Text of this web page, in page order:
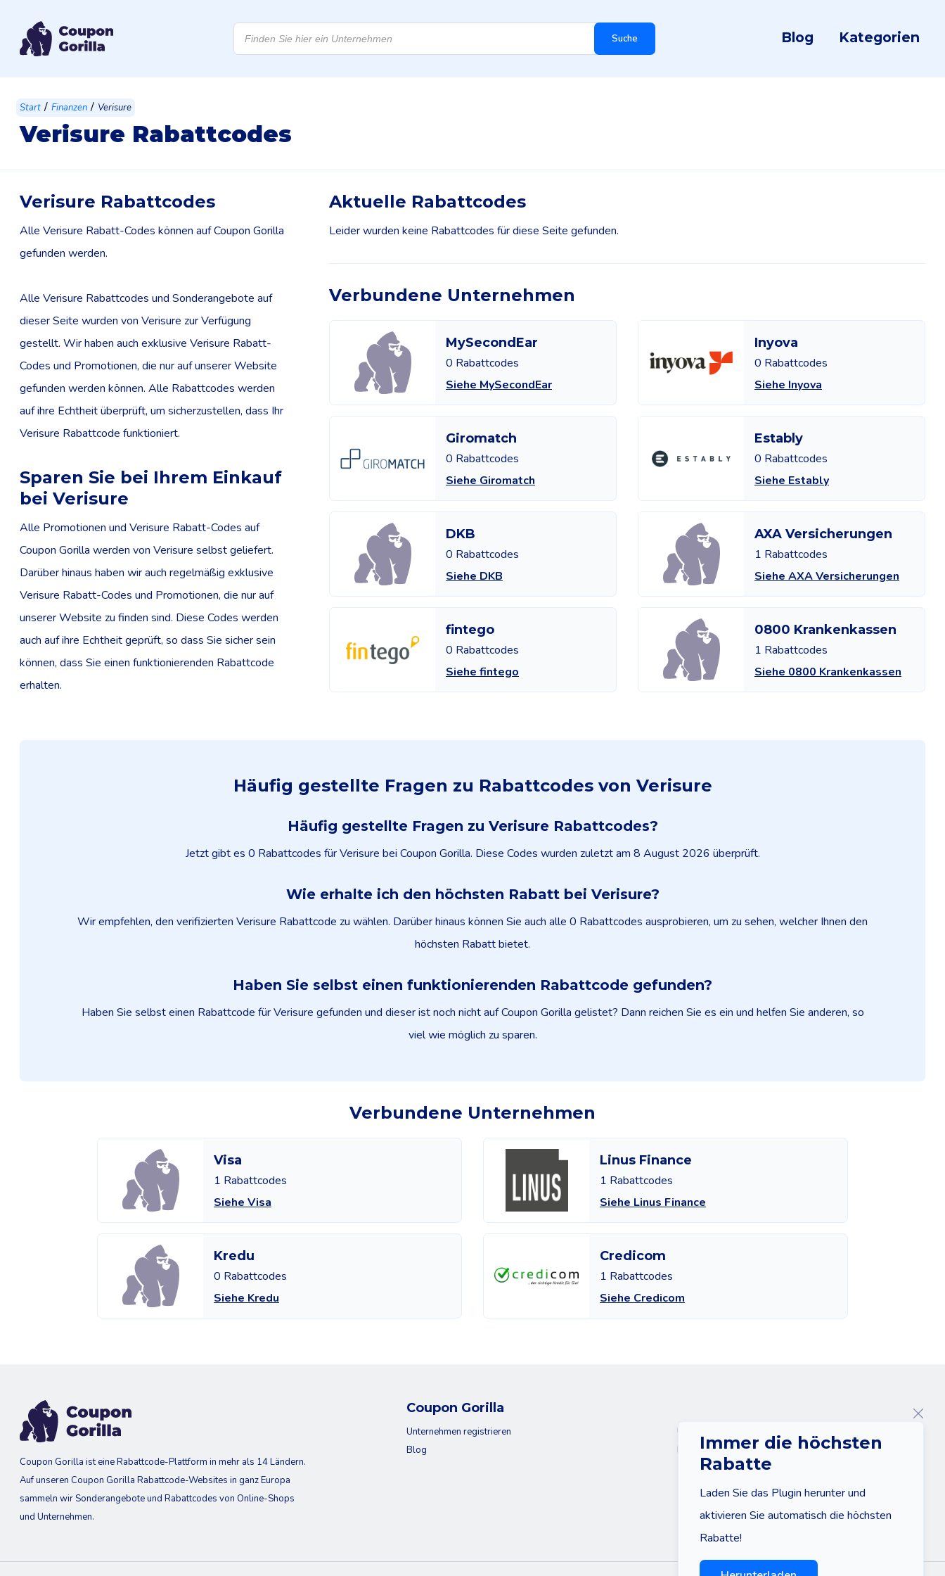
Products
search Suche Blog Kategorien
Start / Finanzen / Verisure
Verisure Rabattcodes
Verisure Rabattcodes
Alle Verisure Rabatt-Codes können auf Coupon Gorilla
gefunden werden.
Alle Verisure Rabattcodes und Sonderangebote auf
dieser Seite wurden von Verisure zur Verfügung
gestellt. Wir haben auch exklusive Verisure Rabatt-
Codes und Promotionen, die nur auf unserer Website
gefunden werden können. Alle Rabattcodes werden
auf ihre Echtheit überprüft, um sicherzustellen, dass Ihr
Verisure Rabattcode funktioniert.
Sparen Sie bei Ihrem Einkauf
bei Verisure
Alle Promotionen und Verisure Rabatt-Codes auf
Coupon Gorilla werden von Verisure selbst geliefert.
Darüber hinaus haben wir auch regelmäßig exklusive
Verisure Rabatt-Codes und Promotionen, die nur auf
unserer Website zu finden sind. Diese Codes werden
auch auf ihre Echtheit geprüft, so dass Sie sicher sein
können, dass Sie einen funktionierenden Rabattcode
erhalten.
Aktuelle Rabattcodes
Leider wurden keine Rabattcodes für diese Seite gefunden.
Verbundene Unternehmen
MySecondEar
0 Rabattcodes
Siehe MySecondEar
Inyova
0 Rabattcodes
Siehe Inyova
Giromatch
0 Rabattcodes
Siehe Giromatch
Estably
0 Rabattcodes
Siehe Estably
DKB
0 Rabattcodes
Siehe DKB
AXA Versicherungen
1 Rabattcodes
Siehe AXA Versicherungen
fintego
0 Rabattcodes
Siehe fintego
0800 Krankenkassen
1 Rabattcodes
Siehe 0800 Krankenkassen
Häufig gestellte Fragen zu Rabattcodes von Verisure
Häufig gestellte Fragen zu Verisure Rabattcodes?
Jetzt gibt es 0 Rabattcodes für Verisure bei Coupon Gorilla. Diese Codes wurden zuletzt am 8 August 2026 überprüft.
Wie erhalte ich den höchsten Rabatt bei Verisure?
Wir empfehlen, den verifizierten Verisure Rabattcode zu wählen. Darüber hinaus können Sie auch alle 0 Rabattcodes ausprobieren, um zu sehen, welcher Ihnen den
höchsten Rabatt bietet.
Haben Sie selbst einen funktionierenden Rabattcode gefunden?
Haben Sie selbst einen Rabattcode für Verisure gefunden und dieser ist noch nicht auf Coupon Gorilla gelistet? Dann reichen Sie es ein und helfen Sie anderen, so
viel wie möglich zu sparen.
Verbundene Unternehmen
Visa
1 Rabattcodes
Siehe Visa
Linus Finance
1 Rabattcodes
Siehe Linus Finance
Kredu
0 Rabattcodes
Siehe Kredu
Credicom
1 Rabattcodes
Siehe Credicom
Immer die höchsten
Rabatte
Laden Sie das Plugin herunter und
aktivieren Sie automatisch die höchsten
Rabatte!
Coupon Gorilla ist eine Rabattcode-Plattform in mehr als 14 Ländern.
Auf unseren Coupon Gorilla Rabattcode-Websites in ganz Europa
sammeln wir Sonderangebote und Rabattcodes von Online-Shops
und Unternehmen.
Coupon Gorilla
Unternehmen registrieren
Blog
Über uns
Kontakt